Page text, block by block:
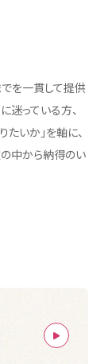
を一貫して提供
迷っている方、
たいか」を軸に、
中から納得のい